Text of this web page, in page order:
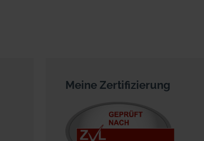
Meine Zertifizierung